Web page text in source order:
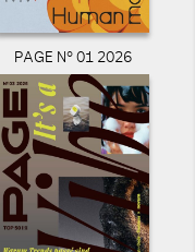
PAGE N° 01 2026